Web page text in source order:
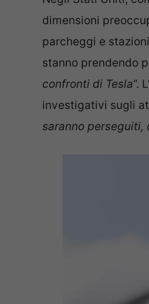
dimensioni
parcheggi e
stanno prendendo
confronti di Tesla“.
investigativi sugli
saranno